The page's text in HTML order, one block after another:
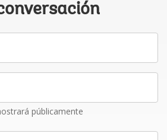
públicamente